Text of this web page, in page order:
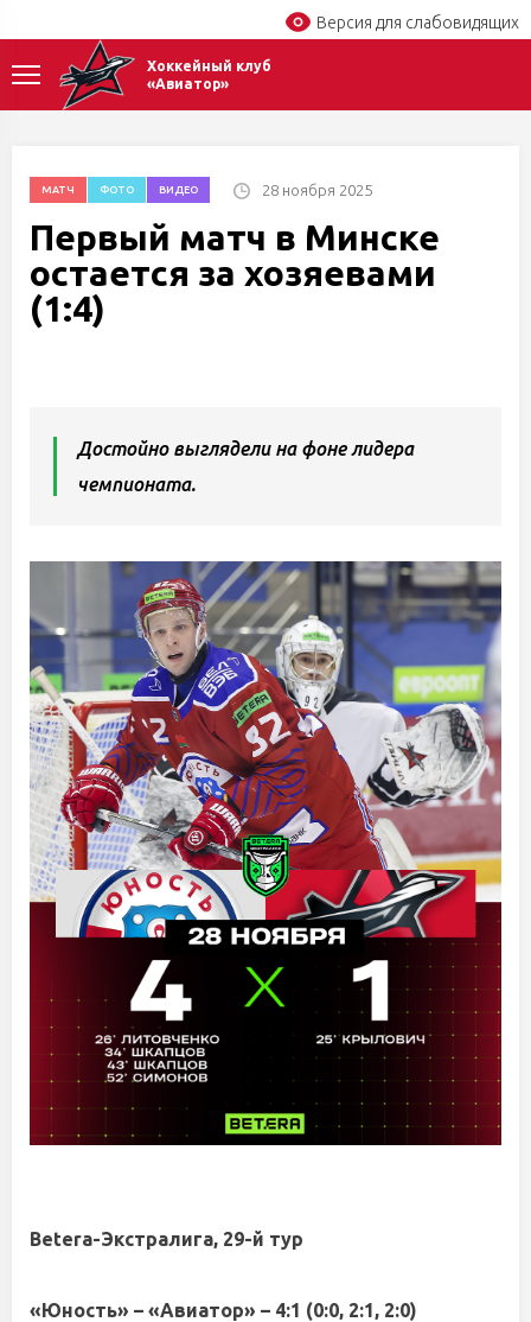
Версия для слабовидящих
Хоккейный клуб
«Авиатор»
МАТЧ ФОТО ВИДЕО 28 ноября 2025
Первый матч в Минске
остается за хозяевами
(1:4)
Достойно выглядели на фоне лидера
чемпионата.
Betera-Экстралига, 29-й тур
«Юность» – «Авиатор» – 4:1 (0:0, 2:1, 2:0)